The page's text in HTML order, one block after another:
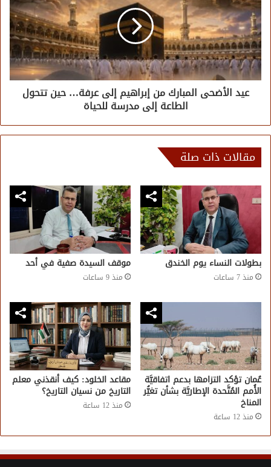
عيد الأضحى المبارك من إبراهيم إلى عرفة… حين تتحول
الطاعة إلى مدرسة للحياة
مقالات ذات صلة
بطولات النساء يوم الخندق
منذ 7 ساعات
موقف السيدة صفية في أحد
منذ 9 ساعات
عُمان تؤكد التزامها بدعم اتفاقيَّة
الأُمم المُتَّحدة الإطاريَّة بشأن تغيُّر
المناخ
منذ 12 ساعة
مقاعد الخلود: كيف أنقذني معلم
التاريخ من نسيان التاريخ؟
منذ 12 ساعة